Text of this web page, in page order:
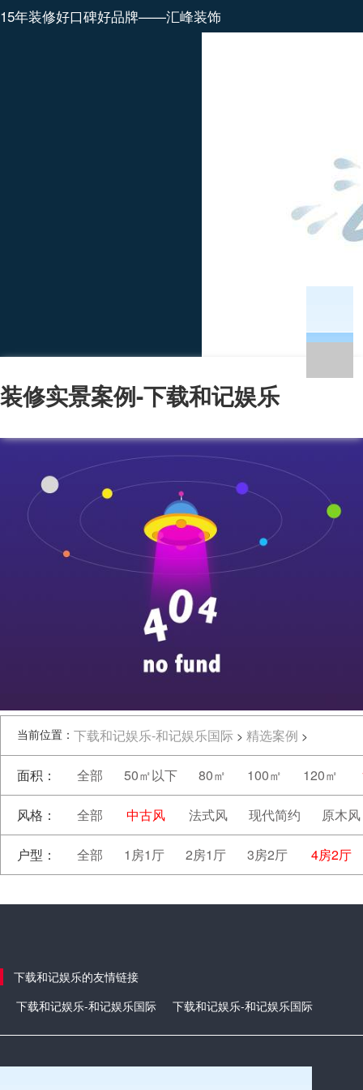
15年装修好口碑好品牌——汇峰装饰
装修实景案例-下载和记娱乐
当前位置： 下载和记娱乐-和记娱乐国际 > 精选案例 >
面积： 全部 50㎡以下 80㎡ 100㎡ 120㎡
风格： 全部 中古风 法式风 现代简约 原木风
户型： 全部 1房1厅 2房1厅 3房2厅 4房2厅
下载和记娱乐的友情链接
下载和记娱乐-和记娱乐国际
下载和记娱乐-和记娱乐国际